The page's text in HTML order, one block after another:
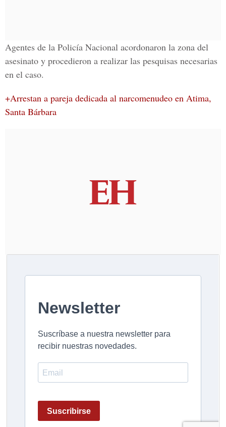
Agentes de la Policía Nacional acordonaron la zona del
asesinato y procedieron a realizar las pesquisas necesarias
en el caso.
+Arrestan a pareja dedicada al narcomenudeo en Atima,
Santa Bárbara